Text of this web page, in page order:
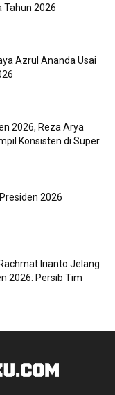
Tahun 2026
Azrul Ananda Usai
2026, Reza Arya
Konsisten di Super
2026
Irianto Jelang
2026: Persib Tim